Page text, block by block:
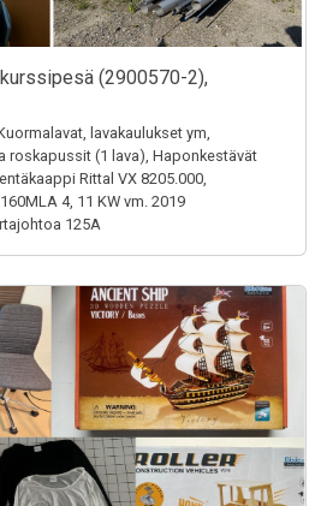
(2900570-2),
lavakaulukset ym,
roskapussit (1 lava), Haponkestävät
Rittal VX 8205.000,
4, 11 KW vm. 2019
125A